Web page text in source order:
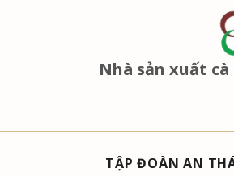
Nhà sản xuất
TẬP ĐOÀN AN